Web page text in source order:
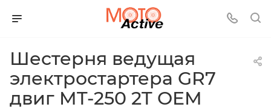
Шестерня ведущая
электростартера GR7
двиг MT-250 2T OEM